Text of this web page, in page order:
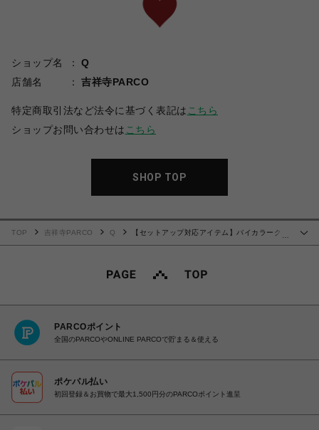
ショップ名
Q
店舗名
吉祥寺PARCO
特定商取引法など法令に基づく表記は こちら
ショップお問い合わせは こちら
SHOP TOP
…
TOP 吉祥寺PARCO Q
【セットアップ対応アイテム】バイカラークル
PARCOポイント
全国のPARCOやONLINE PARCOで貯まる＆使える
ポケパル払い
初回登録＆お買物で最大1,500円分のPARCOポイント進呈